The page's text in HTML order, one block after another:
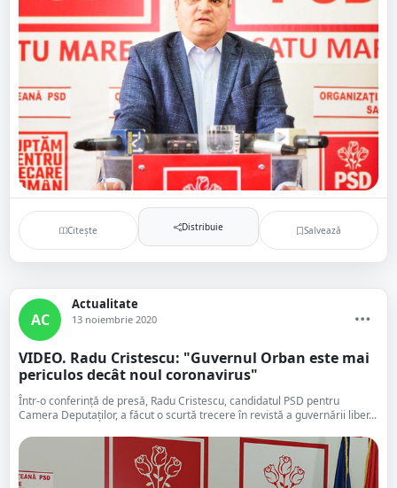
Citește Distribuie Salvează
AC
Actualitate
13 noiembrie 2020
VIDEO. Radu Cristescu: "Guvernul Orban este mai
periculos decât noul coronavirus"
Într-o conferință de presă, Radu Cristescu, candidatul PSD pentru
Camera Deputaților, a făcut o scurtă trecere în revistă a guvernării liber...